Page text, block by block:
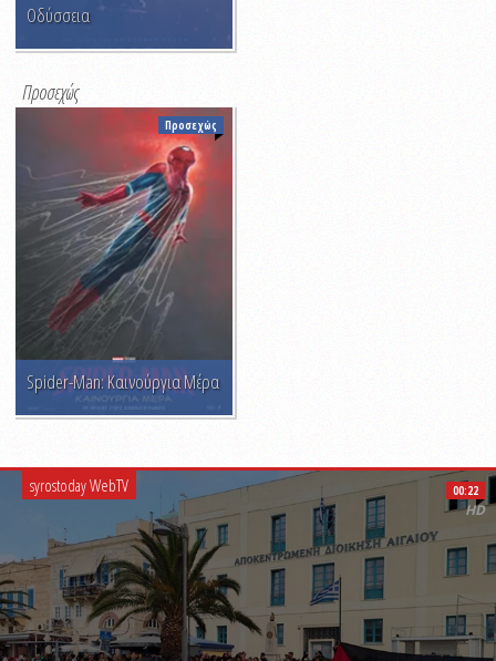
Οδύσσεια
Παλλάς (θερινό)
Προσεχώς
Spider-Man: Καινούργια Μέρα
Παλλάς (θερινό)
Προσεχώς
syrostoday WebTV 00:22
HD